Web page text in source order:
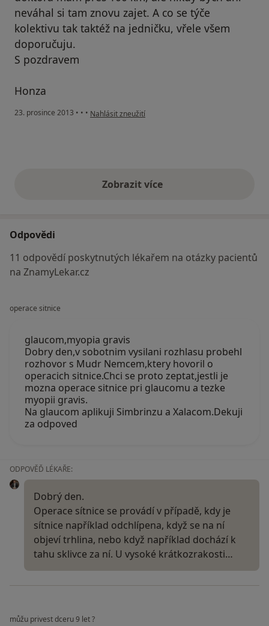
neváhal si tam znovu zajet. A co se týče
kolektivu tak taktéž na jedničku, vřele všem
doporučuju.
S pozdravem
Honza
23. prosince 2013 • • • podle názoru uživatele Váš účet byl odstraněn
Nahlásit zneužití
Zobrazit vícevýše uvedené názory
Odpovědi
11 odpovědí poskytnutých lékařem na otázky pacientů
na ZnamyLekar.cz
operace sitnice
glaucom,myopia gravis
Dobry den,v sobotnim vysilani rozhlasu probehl
rozhovor s Mudr Nemcem,ktery hovoril o
operacich sitnice.Chci se proto zeptat,jestli je
mozna operace sitnice pri glaucomu a tezke
myopii gravis.
Na glaucom aplikuji Simbrinzu a Xalacom.Dekuji
za odpoved
ODPOVĚĎ LÉKAŘE:
Dobrý den.
Operace sítnice se provádí v případě, kdy je
sítnice například odchlípena, když se na ní
objeví trhlina, nebo když například dochází k
tahu sklivce za ní. U vysoké krátkozrakosti…
můžu privest dceru 9 let ?